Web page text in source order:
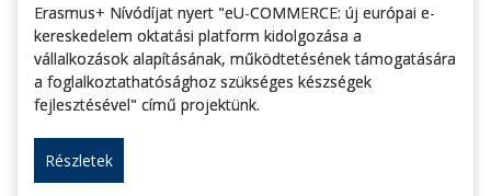
Erasmus+ Nívódíjat nyert "eU-COMMERCE: új európai e-
kereskedelem oktatási platform kidolgozása a
vállalkozások alapításának, működtetésének támogatására
a foglalkoztathatósághoz szükséges készségek
fejlesztésével" című projektünk.
Részletek